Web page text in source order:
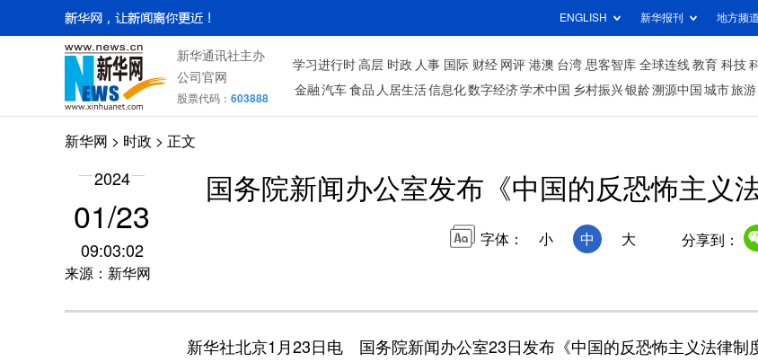
ENGLISH 新华报刊 地方频道
新华通讯社主办
公司官网
股票代码： 603888
学习进行时 高层 时政 人事 国际 财经 网评 港澳 台湾 思客智库 全球连线 教育 科技
金融 汽车 食品 人居生活信息化数字经济学术中国 乡村振兴银龄溯源中国 城市旅游
新华网 > 时政 > 正文
2024
01/23
09:03:02
来源：新华网
国务院新闻办公室发布《中国的反恐怖主义
字体： 小 中 大 分享到：
新华社北京1月23日电 国务院新闻办公室23日发布《中国的反恐怖主义法律制度